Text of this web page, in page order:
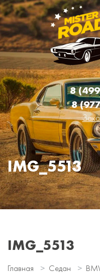
8
8
IMG_5513
IMG_5513
Главная Седан